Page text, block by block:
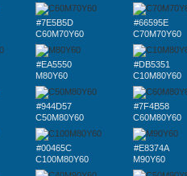
#7E5B5D
C60M70Y60
#66595E
C70M70Y60
#EA5550
M80Y60
#DB5351
C10M80Y60
#944D57
C50M80Y60
#7F4B58
C60M80Y60
#00465C
C100M80Y60
#E8374A
M90Y60